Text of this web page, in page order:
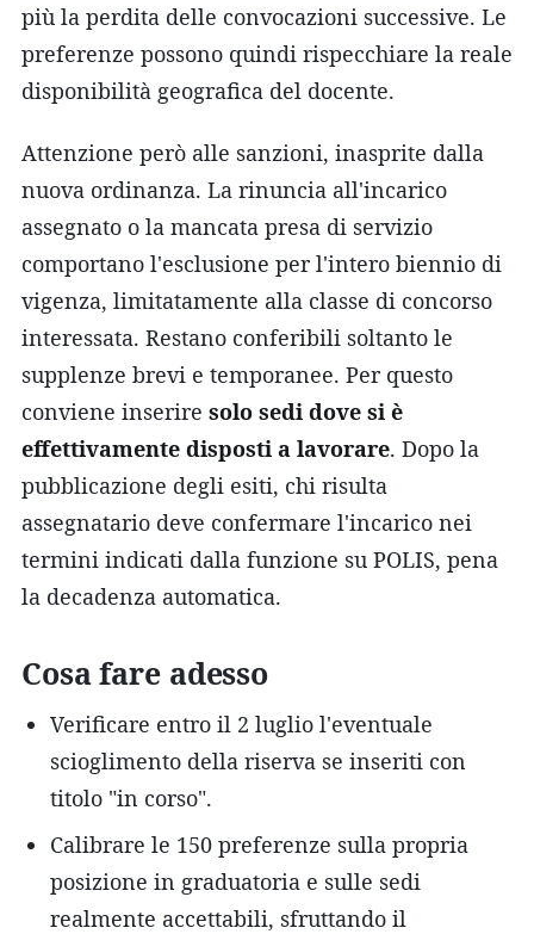
più la perdita delle convocazioni successive. Le
preferenze possono quindi rispecchiare la reale
disponibilità geografica del docente.
Attenzione però alle sanzioni, inasprite dalla
nuova ordinanza. La rinuncia all'incarico
assegnato o la mancata presa di servizio
comportano l'esclusione per l'intero biennio di
vigenza, limitatamente alla classe di concorso
interessata. Restano conferibili soltanto le
supplenze brevi e temporanee. Per questo
conviene inserire solo sedi dove si è
effettivamente disposti a lavorare. Dopo la
pubblicazione degli esiti, chi risulta
assegnatario deve confermare l'incarico nei
termini indicati dalla funzione su POLIS, pena
la decadenza automatica.
Cosa fare adesso
Verificare entro il 2 luglio l'eventuale
scioglimento della riserva se inseriti con
titolo "in corso".
Calibrare le 150 preferenze sulla propria
posizione in graduatoria e sulle sedi
realmente accettabili, sfruttando il